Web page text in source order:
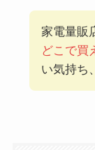
家電量販
どこで買
い気持ち